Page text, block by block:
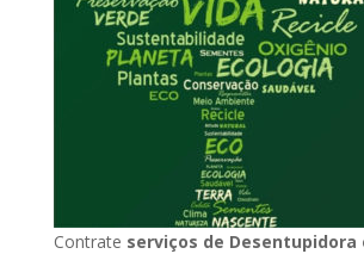
Contrate serviços de Desentupidora